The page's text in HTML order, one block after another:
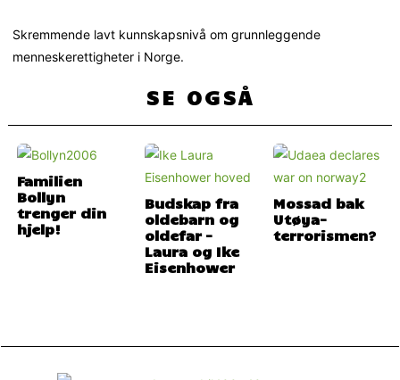
Skremmende lavt kunnskapsnivå om grunnleggende
menneskerettigheter i Norge.
SE OGSÅ
Familien
Bollyn
trenger din
hjelp!
Budskap fra
oldebarn og
oldefar –
Laura og Ike
Eisenhower
Mossad bak
Utøya-
terrorismen?